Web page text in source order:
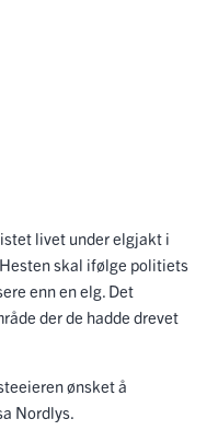
livet under elgjakt i
skal ifølge politiets
enn en elg. Det
der de hadde drevet
ønsket å
Nordlys.